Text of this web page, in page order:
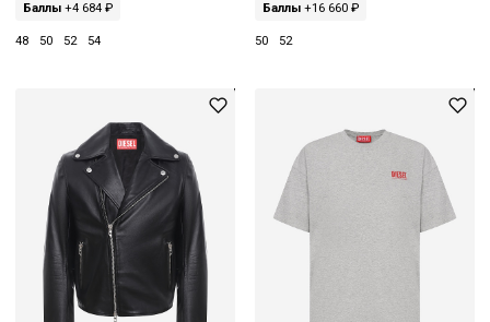
Баллы +4 684 ₽
48 50 52 54
Баллы+16 660 ₽
50 52